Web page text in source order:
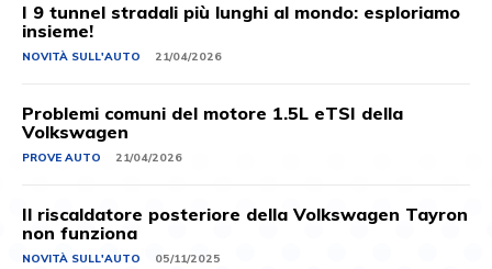
I 9 tunnel stradali più lunghi al mondo: esploriamo
insieme!
NOVITÀ SULL'AUTO 21/04/2026
Problemi comuni del motore 1.5L eTSI della
Volkswagen
PROVE AUTO 21/04/2026
Il riscaldatore posteriore della Volkswagen Tayron
non funziona
NOVITÀ SULL'AUTO 05/11/2025